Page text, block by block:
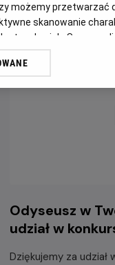
Odyseusz w
udział w
Dziękujemy za udział
możemy przetwarzać
skanowanie
do nich.